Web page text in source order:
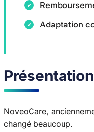
Adaptation
NoveoCare,
changé beaucoup.